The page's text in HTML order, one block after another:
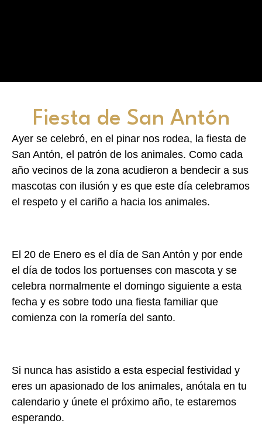
Fiesta de San Antón
Ayer se celebró, en el pinar nos rodea, la fiesta de
San Antón, el patrón de los animales. Como cada
año vecinos de la zona acudieron a bendecir a sus
mascotas con ilusión y es que este día celebramos
el respeto y el cariño a hacia los animales.
El 20 de Enero es el día de San Antón y por ende
el día de todos los portuenses con mascota y se
celebra normalmente el domingo siguiente a esta
fecha y es sobre todo una fiesta familiar que
comienza con la romería del santo.
Si nunca has asistido a esta especial festividad y
eres un apasionado de los animales, anótala en tu
calendario y únete el próximo año, te estaremos
esperando.